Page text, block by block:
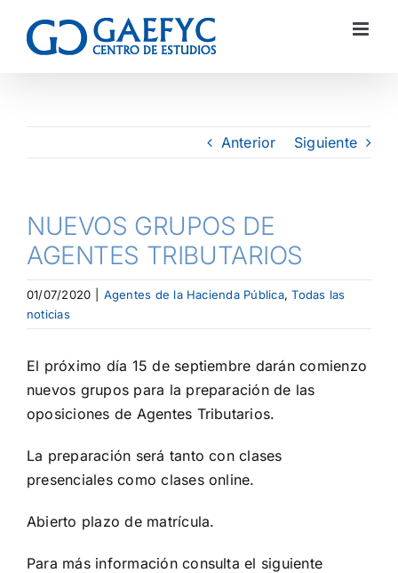
Anterior Siguiente
NUEVOS GRUPOS DE
AGENTES TRIBUTARIOS
01/07/2020 Agentes de la Hacienda Pública,Todas las
noticias
El próximo día 15 de septiembre darán comienzo
nuevos grupos para la preparación de las
oposiciones de Agentes Tributarios.
La preparación será tanto con clases
presenciales como clases online.
Abierto plazo de matrícula.
Para más información consulta el siguiente